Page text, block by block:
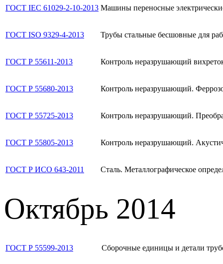
ГОСТ IEC 61029-2-10-2013 Машины переносные
ГОСТ ISO 9329-4-2013 Трубы стальные бесшовные для
ГОСТ Р 55611-2013 Контроль неразрушающий
ГОСТ Р 55680-2013 Контроль неразрушающий.
ГОСТ Р 55725-2013 Контроль неразрушающий.
ГОСТ Р 55805-2013 Контроль неразрушающий.
ГОСТ Р ИСО 643-2011 Сталь. Металлографическое
Октябрь 2014
ГОСТ Р 55599-2013 Сборочные единицы и детали